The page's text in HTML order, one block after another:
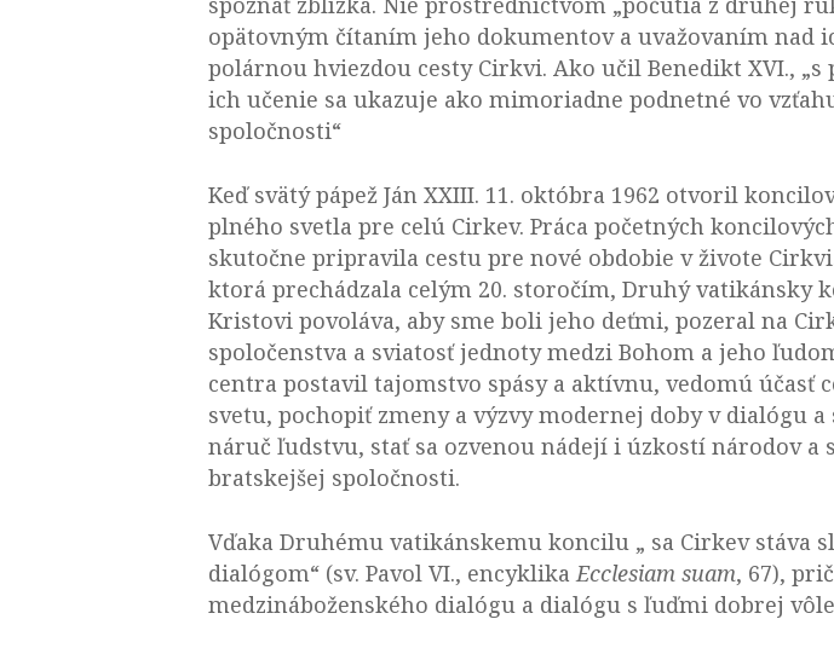
opätovným čítaním jeho dokumentov a uvažovaním nad
polárnou hviezdou cesty Cirkvi. Ako učil Benedikt XVI.,
ich učenie sa ukazuje ako mimoriadne podnetné vo
spoločnosti“
Keď svätý pápež Ján XXIII. 11. októbra 1962 otvoril
plného svetla pre celú Cirkev. Práca početných
skutočne pripravila cestu pre nové obdobie v živote
ktorá prechádzala celým 20. storočím, Druhý vatikánsky
Kristovi povoláva, aby sme boli jeho deťmi, pozeral na
spoločenstva a sviatosť jednoty medzi Bohom a jeho
centra postavil tajomstvo spásy a aktívnu, vedomú účasť
svetu, pochopiť zmeny a výzvy modernej doby v dialógu
náruč ľudstvu, stať sa ozvenou nádejí i úzkostí národov a
bratskejšej spoločnosti.
Vďaka Druhému vatikánskemu koncilu „ sa Cirkev stáva
dialógom“ (sv. Pavol VI., encyklika Ecclesiam suam, 67),
medzináboženského dialógu a dialógu s ľuďmi dobrej